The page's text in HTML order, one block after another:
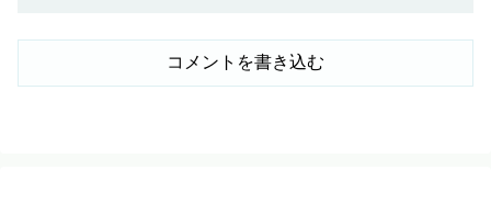
コメントを書き込む